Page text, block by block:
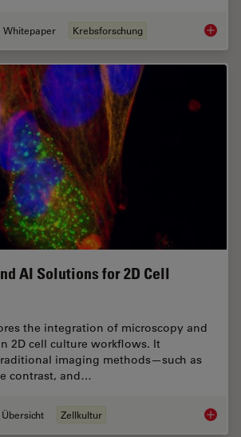
Whitepaper Krebsforschung
AI Solutions for 2D Cell
the integration of microscopy and
2D cell culture workflows. It
imaging methods—such as
contrast, and…
Übersicht Zellkultur